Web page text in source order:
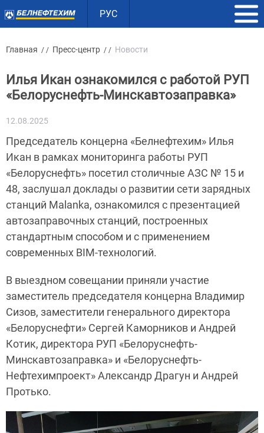
РУС
Главная / / Пресс-центр / / Новости
Илья Икан ознакомился с работой РУП
«Белоруснефть-Минскавтозаправка»
12.08.2025
Председатель концерна «Белнефтехим» Илья
Икан в рамках мониторинга работы РУП
«Белоруснефть» посетил столичные АЗС № 15 и
48, заслушал доклады о развитии сети зарядных
станций Malanka, ознакомился с презентацией
автозаправочных станций, построенных
стандартным способом и с применением
современных BIM-технологий.
В выездном совещании приняли участие
заместитель председателя концерна Владимир
Сизов, заместители генерального директора
«Белоруснефти» Сергей Каморников и Андрей
Котик, директора РУП «Белоруснефть-
Минскавтозаправка» и «Белоруснефть-
Нефтехимпроект» Александр Драгун и Андрей
Протько.